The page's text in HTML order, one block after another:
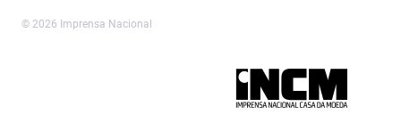
© 2026 Imprensa Nacional